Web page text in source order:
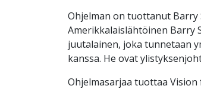
Ohjelman on tuottanut Barry
Amerikkalaislähtöinen Barry
juutalainen, joka tunnetaan
kanssa. He ovat
Ohjelmasarjaa tuottaa Vision